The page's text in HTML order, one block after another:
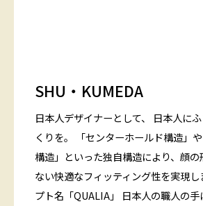
SHU・KUMEDA
日本人デザイナーとして、 日本人に
くりを。 「センターホールド構造」
構造」といった独自構造により、顔
ない快適なフィッティング性を実現し
プト名「QUALIA」 日本人の職人の